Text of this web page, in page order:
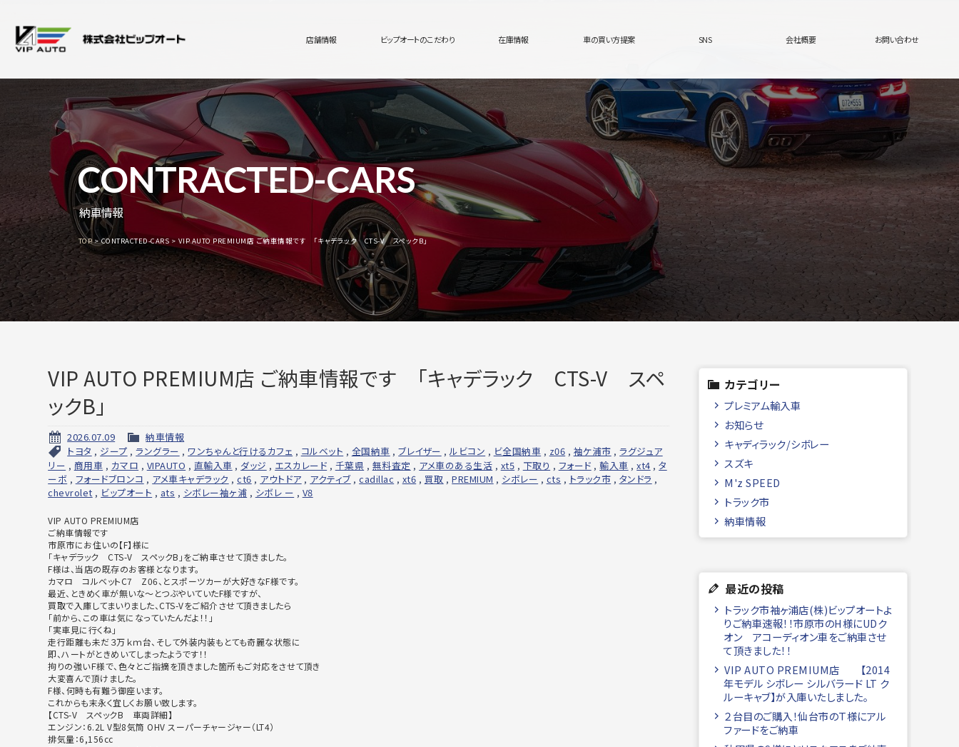
店舗情報 ビップオートのこだわり 在庫情報 車の買い方提案 SNS 会社概要 お問い合わせ
CONTRACTED-CARS
納車情報
TOP CONTRACTED-CARS VIP AUTO PREMIUM店 ご納車情報です 「キャデラック CTS-V スペックB」
VIP AUTO PREMIUM店 ご納車情報です 「キャデラック CTS-V スペ
ックB」
2026.07.09
納車情報
トヨタ , ジープ ,ラングラー , ワンちゃんと行けるカフェ , コルベット , 全国納車 ,ブレイザー ,ルビコン , ビ全国納車 , z06 , 袖ケ浦市 ,ラグジュア
リー , 商用車 , カマロ , VIPAUTO , 直輸入車 , ダッジ , エスカレード , 千葉県 , 無料査定 , アメ車のある生活 , xt5 , 下取り , フォード ,輸入車 ,xt4 ,タ
ーボ , フォードブロンコ , アメ車キャデラック ,ct6 , アウトドア , アクティブ,cadillac , xt6 , 買取 ,PREMIUM , シボレー , cts , トラック市 , タンドラ ,
chevrolet , ビップオート , ats , シボレー袖ヶ浦 , シボレ ー , V8
VIP AUTO PREMIUM店
ご納車情報です
市原市にお住いの【F】様に
「キャデラック CTS-V スペックB」をご納車させて頂きました。
F様は、当店の既存のお客様となります。
カマロ コルベットC7 Z06、とスポーツカーが大好きなF様です。
最近、ときめく車が無いな～とつぶやいていたF様ですが、
買取で入庫してまいりました、CTS-Vをご紹介させて頂きましたら
「前から、この車は気になっていたんだよ！！」
「実車見に行くね」
走行距離も未だ３万ｋｍ台、そして外装内装もとても奇麗な状態に
即、ハートがときめいてしまったようです！！
拘りの強いＦ様で、 色々とご指摘を頂きました箇所もご対応をさせて頂き
大変喜んで頂けました。
F様、何時も有難う御座います。
これからも末永く宜しくお願い致します。
【CTS-V スペックB 車両詳細】
エンジン：6.2L V型8気筒 OHV スーパーチャージャー（LT4）
排気量：6,156cc
カテゴリー
プレミアム輸入車
お知らせ
キャディラック/シボレー
スズキ
M'z SPEED
トラック市
納車情報
最近の投稿
トラック市袖ヶ浦店(株)ビップオートよ
りご納車速報！！市原市のH様にUDク
オン アコーディオン車をご納車させ
て頂きました！！
VIP AUTO PREMIUM店 【2014
年モデル シボレー シルバラード LT ク
ルーキャブ】が入庫いたしました。
２台目のご購入！仙台市のＴ様にアル
ファードをご納車